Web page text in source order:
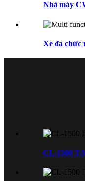
Nhà máy
Xe đa chức
CL-1500